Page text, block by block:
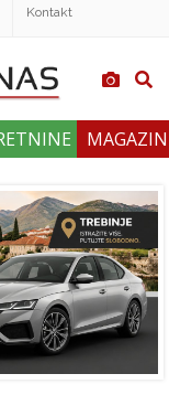
Kontakt